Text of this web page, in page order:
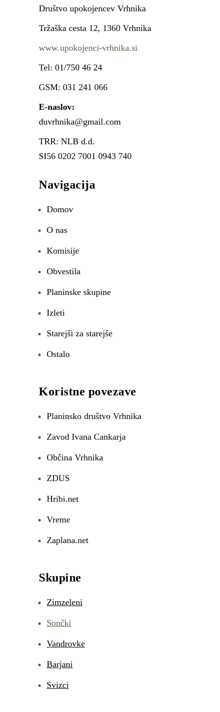
Društvo upokojencev Vrhnika
Tržaška cesta 12, 1360 Vrhnika
www.upokojenci-vrhnika.si
Tel: 01/750 46 24
GSM: 031 241 066
E-naslov:
duvrhnika@gmail.com
TRR: NLB d.d.
SI56 0202 7001 0943 740
Navigacija
Domov
O nas
Komisije
Obvestila
Planinske skupine
Izleti
Starejši za starejše
Ostalo
Koristne povezave
Planinsko društvo Vrhnika
Zavod Ivana Cankarja
Občina Vrhnika
ZDUS
Hribi.net
Vreme
Zaplana.net
Skupine
Zimzeleni
Sončki
Vandrovke
Barjani
Svizci